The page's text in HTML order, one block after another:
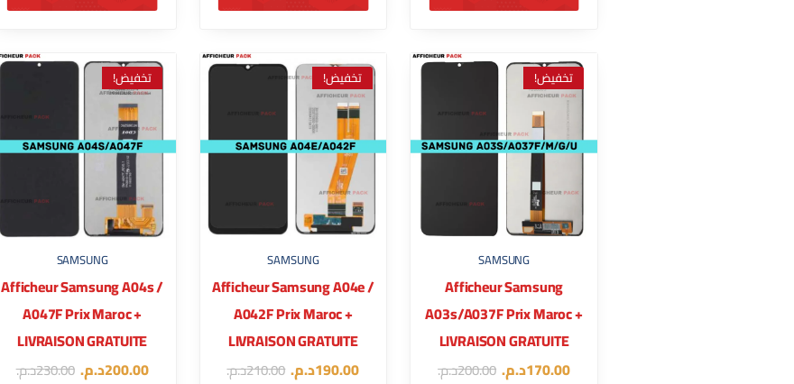
تخفيض!
SAMSUNG
Afficheur Samsung
A03s/A037F Prix Maroc +
LIVRAISON GRATUITE
170.00د.م. 200.00د.م.
تخفيض!
SAMSUNG
Afficheur Samsung A04e /
A042F Prix Maroc +
LIVRAISON GRATUITE
190.00د.م. 210.00د.م.
تخفيض!
SAMSUNG
Afficheur Samsung A04s /
A047F Prix Maroc +
LIVRAISON GRATUITE
200.00د.م. 230.00د.م.